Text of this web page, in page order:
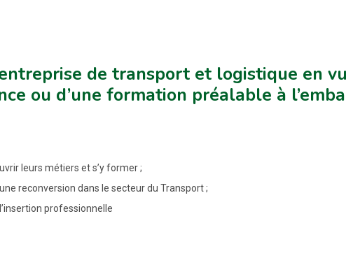
de transport et logistique en
ou d’une formation préalable à
leurs métiers et s’y former ;
reconversion dans le secteur du Transport ;
professionnelle